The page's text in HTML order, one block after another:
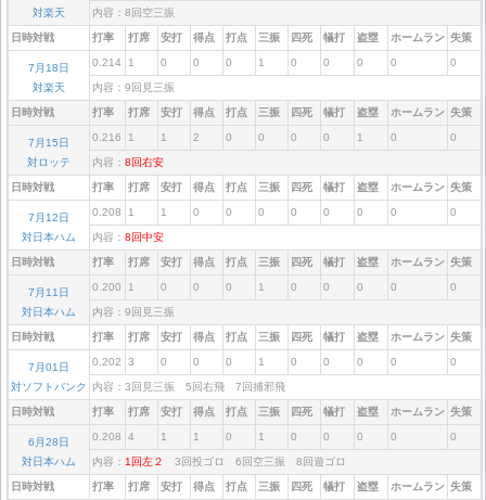
対楽天
内容：8回空三振
日時対戦 打率 打席 安打 得点 打点 三振 四死 犠打 盗塁 ホームラン 失策
7月18日
対楽天
0.214 1 0 0 0 1 0 0 0 0 0
内容：9回見三振
日時対戦 打率 打席 安打 得点 打点 三振 四死 犠打 盗塁 ホームラン 失策
7月15日
対ロッテ
0.216 1 1 2 0 0 0 0 1 0 0
内容： 8回右安
日時対戦 打率 打席 安打 得点 打点 三振 四死 犠打 盗塁 ホームラン 失策
7月12日
対日本ハム
0.208 1 1 0 0 0 0 0 0 0 0
内容： 8回中安
日時対戦 打率 打席 安打 得点 打点 三振 四死 犠打 盗塁 ホームラン 失策
7月11日
対日本ハム
0.200 1 0 0 0 1 0 0 0 0 0
内容：9回見三振
日時対戦 打率 打席 安打 得点 打点 三振 四死 犠打 盗塁 ホームラン 失策
7月01日
対ソフトバンク
0.202 3 0 0 0 1 0 0 0 0 0
内容：3回見三振 5回右飛 7回捕邪飛
日時対戦 打率 打席 安打 得点 打点 三振 四死 犠打 盗塁 ホームラン 失策
6月28日
対日本ハム
0.208 4 1 1 0 1 0 0 0 0 0
内容： 1回左２ 3回投ゴロ 6回空三振 8回遊ゴロ
日時対戦 打率 打席 安打 得点 打点 三振 四死 犠打 盗塁 ホームラン 失策